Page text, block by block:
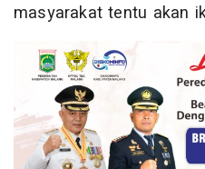
masyarakat tentu akan